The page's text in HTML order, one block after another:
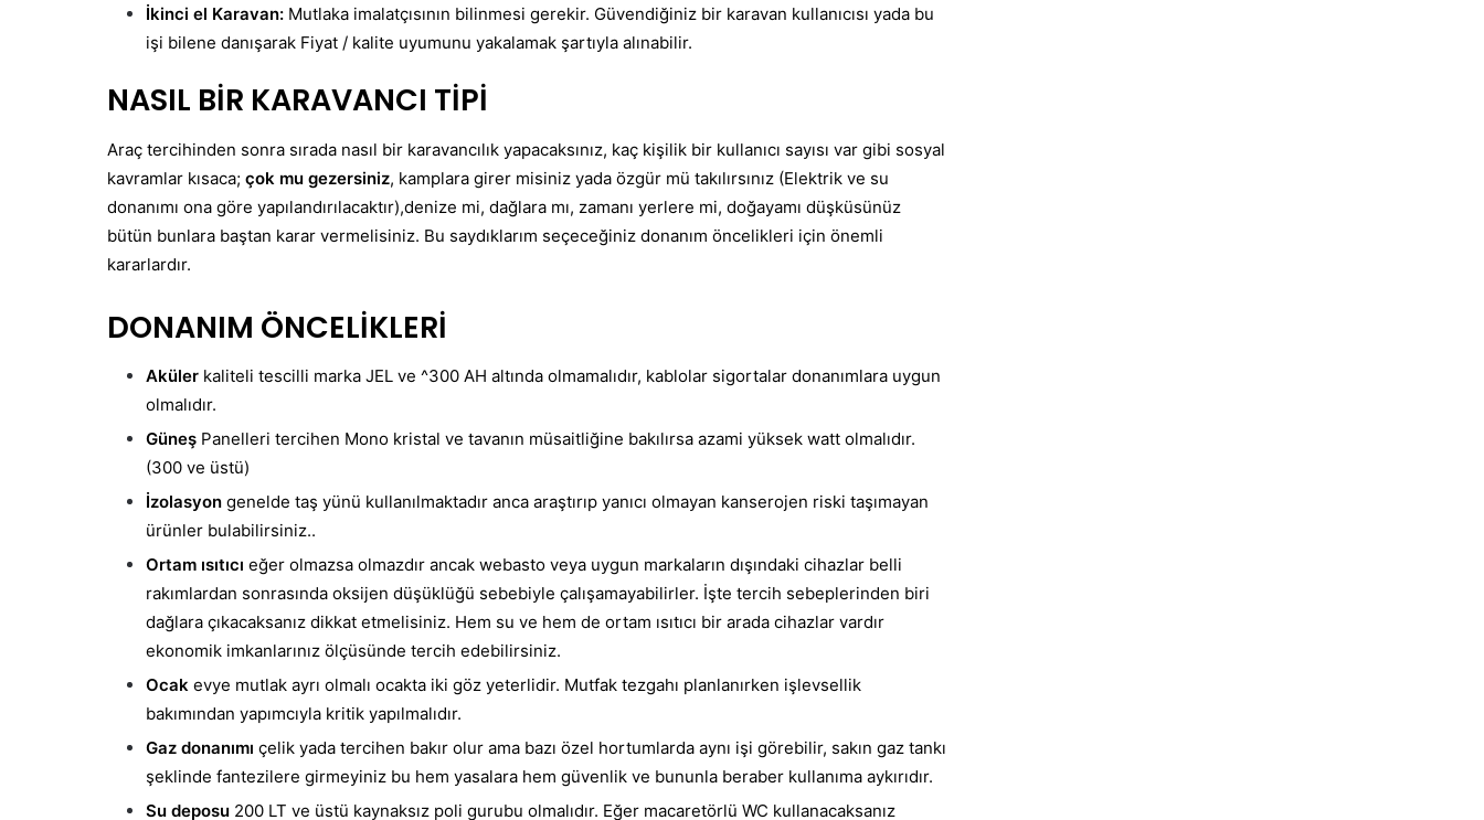
İkinci el Karavan: Mutlaka imalatçısının bilinmesi gerekir. Güvendiğiniz bir karavan kullanıcısı yada bu
işi bilene danışarak Fiyat / kalite uyumunu yakalamak şartıyla alınabilir.
NASIL BİR KARAVANCI TİPİ
Araç tercihinden sonra sırada nasıl bir karavancılık yapacaksınız, kaç kişilik bir kullanıcı sayısı var gibi sosyal
kavramlar kısaca; çok mu gezersiniz, kamplara girer misiniz yada özgür mü takılırsınız (Elektrik ve su
donanımı ona göre yapılandırılacaktır),denize mi, dağlara mı, zamanı yerlere mi, doğayamı düşküsünüz
bütün bunlara baştan karar vermelisiniz. Bu saydıklarım seçeceğiniz donanım öncelikleri için önemli
kararlardır.
DONANIM ÖNCELİKLERİ
Aküler kaliteli tescilli marka JEL ve ^300 AH altında olmamalıdır, kablolar sigortalar donanımlara uygun
olmalıdır.
Güneş Panelleri tercihen Mono kristal ve tavanın müsaitliğine bakılırsa azami yüksek watt olmalıdır.
(300 ve üstü)
İzolasyon genelde taş yünü kullanılmaktadır anca araştırıp yanıcı olmayan kanserojen riski taşımayan
ürünler bulabilirsiniz..
Ortam ısıtıcı eğer olmazsa olmazdır ancak webasto veya uygun markaların dışındaki cihazlar belli
rakımlardan sonrasında oksijen düşüklüğü sebebiyle çalışamayabilirler. İşte tercih sebeplerinden biri
dağlara çıkacaksanız dikkat etmelisiniz. Hem su ve hem de ortam ısıtıcı bir arada cihazlar vardır
ekonomik imkanlarınız ölçüsünde tercih edebilirsiniz.
Ocak evye mutlak ayrı olmalı ocakta iki göz yeterlidir. Mutfak tezgahı planlanırken işlevsellik
bakımından yapımcıyla kritik yapılmalıdır.
Gaz donanımı çelik yada tercihen bakır olur ama bazı özel hortumlarda aynı işi görebilir, sakın gaz tankı
şeklinde fantezilere girmeyiniz bu hem yasalara hem güvenlik ve bununla beraber kullanıma aykırıdır.
Su deposu 200 LT ve üstü kaynaksız poli gurubu olmalıdır. Eğer macaretörlü WC kullanacaksanız